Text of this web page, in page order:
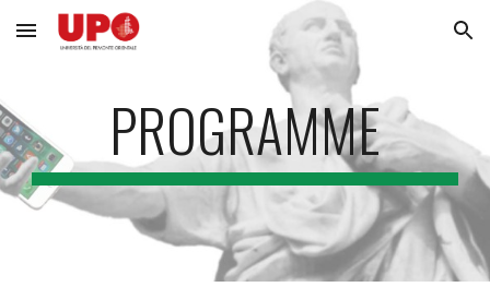
Skip to main content Skip to navigation
PROGRAMME